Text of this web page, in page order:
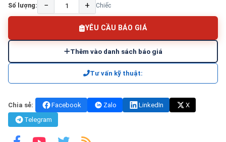
Số lượng: − + Chiếc
YÊU CẦU BÁO GIÁ
Thêm vào danh sách báo giá
Tư vấn kỹ thuật:
Chia sẻ: Facebook Zalo LinkedIn
X
Telegram